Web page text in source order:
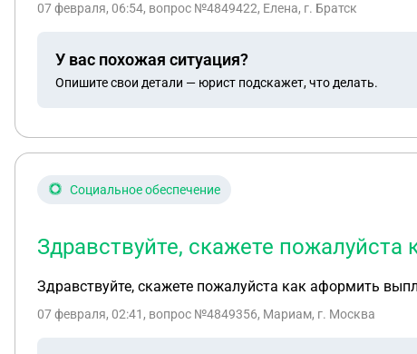
07 февраля, 06:54, вопрос №4849422, Елена, г. Братск
У вас похожая ситуация?
Опишите свои детали — юрист подскажет, что делать.
Социальное обеспечение
Здравствуйте, скажете
Здравствуйте, скажете пожалуйста как аформить
07 февраля, 02:41 , вопрос №4849356, Мариам, г. Москва